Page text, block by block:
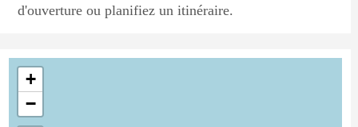
d'ouverture ou planifiez un itinéraire.
+
−